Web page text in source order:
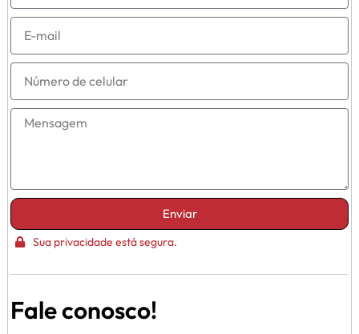
Enviar
Sua privacidade está segura.
Fale conosco!